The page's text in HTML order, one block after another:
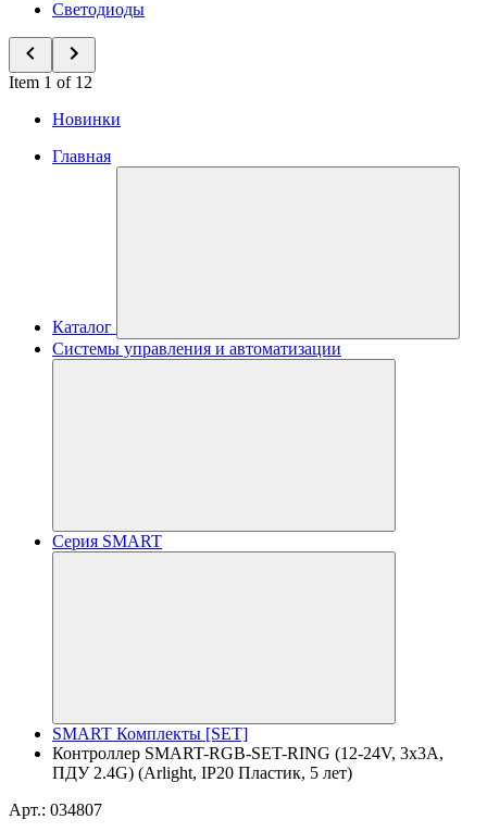
Светодиоды
Item 1 of 12
Новинки
Главная
Каталог
Системы управления и автоматизации
Серия SMART
SMART Комплекты [SET]
Контроллер SMART-RGB-SET-RING (12-24V, 3x3A,
ПДУ 2.4G) (Arlight, IP20 Пластик, 5 лет)
Арт.: 034807